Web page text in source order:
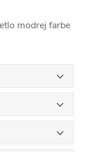
modrej farbe